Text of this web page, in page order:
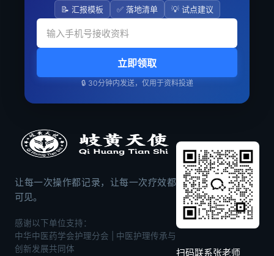
📝 汇报模板 ✅ 落地清单 💡 试点建议
立即领取
🔒 30分钟内发送，仅用于资料投递
让每一次操作都记录，让每一次疗效都
可见。
感谢以下单位支持：
中华中医药学会护理分会 | 中医护理传承与
创新发展共同体
扫码联系张老师